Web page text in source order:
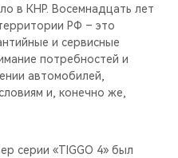
в КНР. Восемнадцать лет
РФ – это
и сервисные
потребностей и
автомобилей,
и, конечно же,
серии «TIGGO 4» был